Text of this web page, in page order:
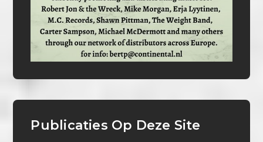
Publicaties Op Deze Site